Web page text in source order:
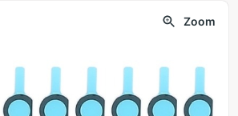
Zoom